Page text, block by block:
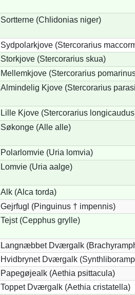
Sortterne (Chlidonias niger)
Sydpolarkjove (Stercorarius
Storkjove (Stercorarius skua)
Mellemkjove (Stercorarius
Almindelig Kjove (Stercorarius
Lille Kjove (Stercorarius
Søkonge (Alle alle)
Polarlomvie (Uria lomvia)
Lomvie (Uria aalge)
Alk (Alca torda)
Gejrfugl (Pinguinus † impennis)
Tejst (Cepphus grylle)
Langnæbbet Dværgalk
Hvidbrynet Dværgalk
Papegøjealk (Aethia psittacula)
Toppet Dværgalk (Aethia cristatella)